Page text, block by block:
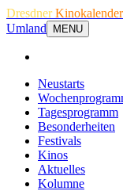
DresdnerKinokalender
Umland
MENU
Neustarts
Tagesprogramm
Besonderheiten
Festivals
Kinos
Aktuelles
Kolumne